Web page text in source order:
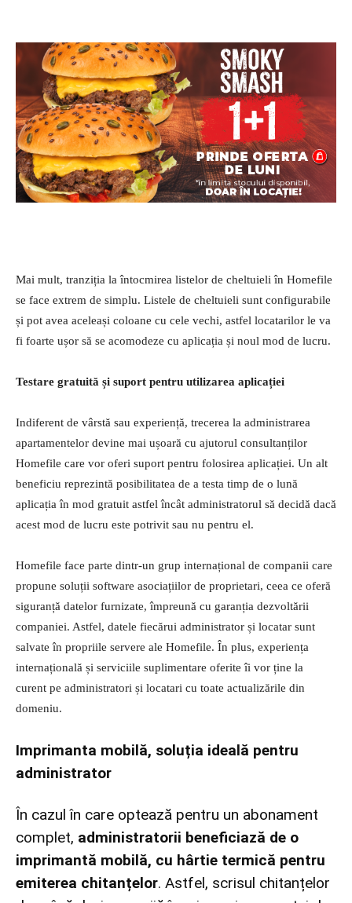
Mai mult, tranziția la întocmirea listelor de cheltuieli în Homefile
se face extrem de simplu. Listele de cheltuieli sunt configurabile
și pot avea aceleași coloane cu cele vechi, astfel locatarilor le va
fi foarte ușor să se acomodeze cu aplicația și noul mod de lucru.
Testare gratuită și suport pentru utilizarea aplicației
Indiferent de vârstă sau experiență, trecerea la administrarea
apartamentelor devine mai ușoară cu ajutorul consultanților
Homefile care vor oferi suport pentru folosirea aplicației. Un alt
beneficiu reprezintă posibilitatea de a testa timp de o lună
aplicația în mod gratuit astfel încât administratorul să decidă dacă
acest mod de lucru este potrivit sau nu pentru el.
Homefile face parte dintr-un grup internațional de companii care
propune soluții software asociațiilor de proprietari, ceea ce oferă
siguranță datelor furnizate, împreună cu garanția dezvoltării
companiei. Astfel, datele fiecărui administrator și locatar sunt
salvate în propriile servere ale Homefile. În plus, experiența
internațională și serviciile suplimentare oferite îi vor ține la
curent pe administratori și locatari cu toate actualizările din
domeniu.
Imprimanta mobilă, soluția ideală pentru
administrator
În cazul în care optează pentru un abonament
complet, administratorii beneficiază de o
imprimantă mobilă, cu hârtie termică pentru
emiterea chitanțelor. Astfel, scrisul chitanțelor